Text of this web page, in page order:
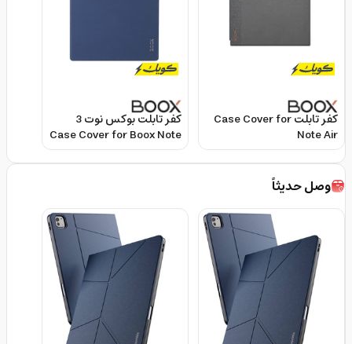
كفر تابلت Case Cover for
Note Air
كفر تابلت بوكس نوت 3
Case Cover for Boox Note
3
وصل حديثاً